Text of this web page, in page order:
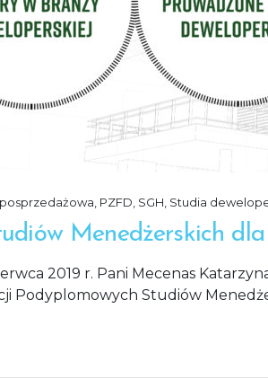
PZFD SGH Studia
Menedżerskich
2019 r. Pani Mecenas
Podyplomowych Studiów